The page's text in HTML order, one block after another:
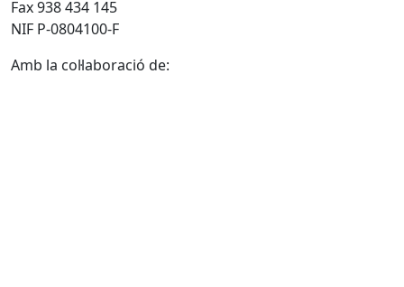
Fax 938 434 145
NIF P-0804100-F
Amb la col·laboració de: